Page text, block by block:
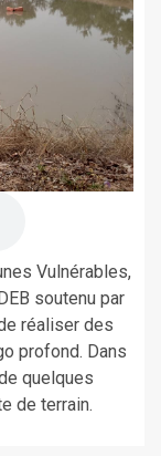
Vulnérables,
soutenu par
réaliser des
profond. Dans
quelques
de terrain.